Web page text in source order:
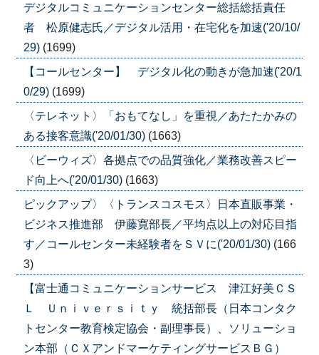
デジタルコミュニケーションセンター総括総括責任
者 松原健志氏／デジタル活用・在宅化を加速('20/10/
29) (1699)
【コールセンター】 デジタル化の動きが急加速('20/1
0/29) (1699)
〈テレネット〉「おもてなし」を重視／あたたかみの
ある接客意識('20/01/30) (1663)
〈ビーウィズ〉各拠点での品質強化／業務改善スピー
ド向上へ('20/01/30) (1663)
ピックアップ〉〈トランスコスモス〉日本直販事業・
ビジネス推進部 伊藤寛部長／平均点以上の対応目指
す／コールセンター未経験者をＳＶに('20/01/30) (166
3)
【富士通コミュニケーションサービス 津江好美ＣＳ
Ｌ Ｕｎｉｖｅｒｓｉｔｙ 統括部長（日本コンタク
トセンター教育検定協会・副理事長）、ソリューショ
ン本部（ＣＸアンドマーケティングサービスＢＧ）